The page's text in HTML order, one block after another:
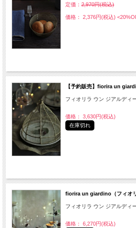
定価： 2,970円(税込)
価格： 2,376円(税込)
【予約販売】fiorira un
フィオリラ ウン ジアルディ
価格： 3,630円(税込)
在庫切れ
fiorira un giardino（フィオ
フィオリラ ウン ジアルディ
価格： 6,270円(税込)